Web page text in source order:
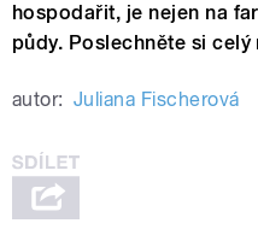
hospodařit, je nejen na
půdy. Poslechněte si celý
autor: Juliana Fischerová